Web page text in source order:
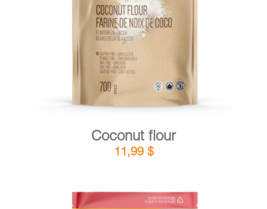
ADD TO CART DETAILS
Coconut flour
11,99 $